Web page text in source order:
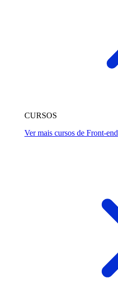
CURSOS
Ver mais cursos de Front-end